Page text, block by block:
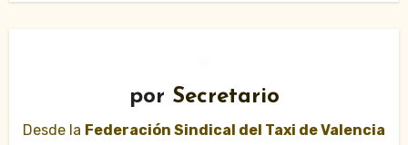
por Secretario
Desde la Federación Sindical del Taxi de Valencia